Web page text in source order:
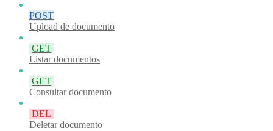
POST
Upload de documento
GET
Listar documentos
GET
Consultar documento
DEL
Deletar documento